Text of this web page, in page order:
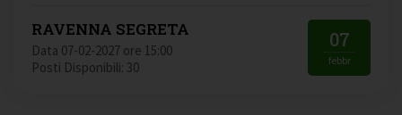
RAVENNA SEGRETA
Data 07-02-2027 ore 15:00
Posti Disponibili: 30
07
febbr